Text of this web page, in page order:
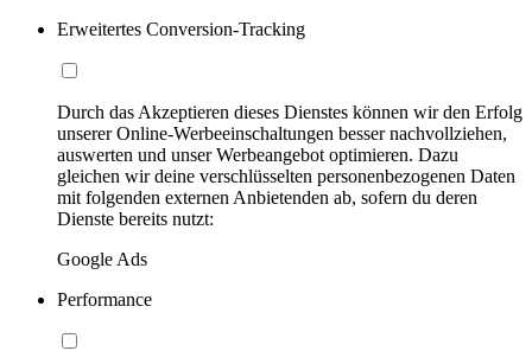
Erweitertes Conversion-Tracking
Durch das Akzeptieren dieses Dienstes können wir den Erfolg
unserer Online-Werbeeinschaltungen besser nachvollziehen,
auswerten und unser Werbeangebot optimieren. Dazu
gleichen wir deine verschlüsselten personenbezogenen Daten
mit folgenden externen Anbietenden ab, sofern du deren
Dienste bereits nutzt:
Google Ads
Performance